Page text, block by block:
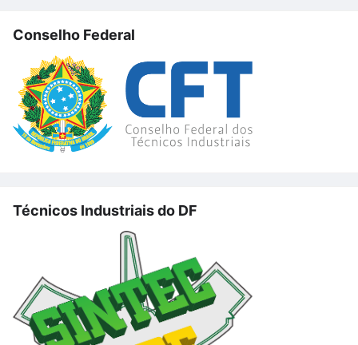
Conselho Federal
Técnicos Industriais do DF